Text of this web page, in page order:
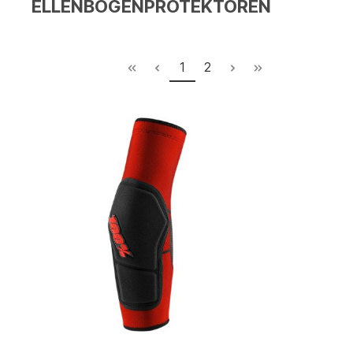
ELLENBOGENPROTEKTOREN
1 2